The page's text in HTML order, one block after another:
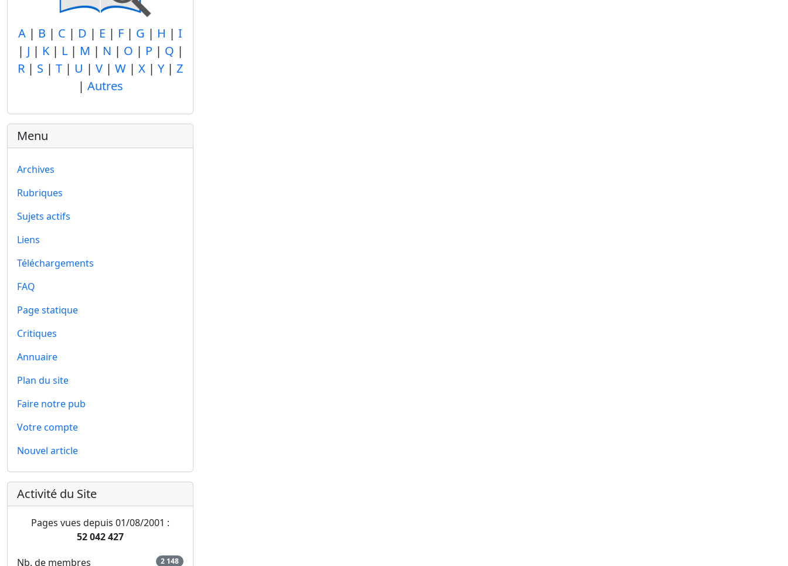
A | B | C | D | E | F | G | H | I
| J | K| L| M | N | O | P | Q |
R | S | T | U | V | W | X | Y | Z
| Autres
Menu
Archives
Rubriques
Sujets actifs
Liens
Téléchargements
FAQ
Page statique
Critiques
Annuaire
Plan du site
Faire notre pub
Votre compte
Nouvel article
Activité du Site
Pages vues depuis 01/08/2001 :
52 042 427
Nb. de membres
2 148